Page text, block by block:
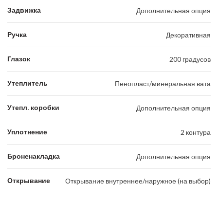
Задвижка Дополнительная опция
Ручка Декоративная
Глазок 200 градусов
Утеплитель Пенопласт/минеральная вата
Утепл. коробки Дополнительная опция
Уплотнение 2 контура
Броненакладка Дополнительная опция
Открывание Открывание внутреннее/наружное (на выбор)